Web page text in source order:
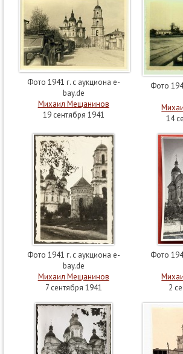
Фото 1941 г. с аукциона e-
bay.de
Михаил Мещанинов
19 сентября 1941
Фото
14
Фото 1941 г. с аукциона e-
bay.de
Михаил Мещанинов
7 сентября 1941
Фото
2